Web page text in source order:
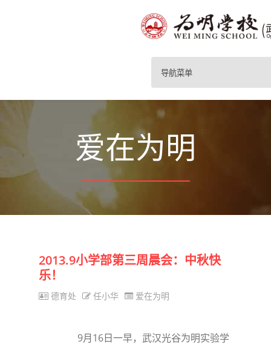
导航菜单
爱在为明
2013.9小学部第三周晨会：中秋快
乐！
德育处 任小华 爱在为明
9月16日一早，武汉光谷为明实验学